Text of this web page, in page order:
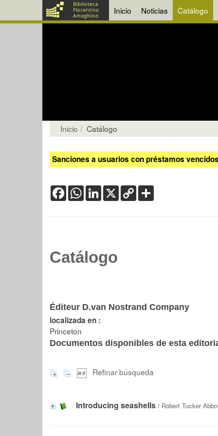
Inicio Noticias Catálogo
Inicio Catálogo
Sanciones a usuarios con préstamos
FacebookWhatsApp
LinkedIn
X Copy
Link
Catálogo
Éditeur D.van Nostrand Company
localizada en :
Princeton
Documentos disponibles de esta
Refinar búsqueda
Introducing seashells / Robert Tucker